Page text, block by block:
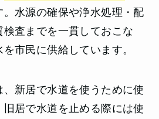
水源の確保や浄水処理・配
査までを一貫しておこな
市民に供給しています。
新居で水道を使うために使
居で水道を止める際には使